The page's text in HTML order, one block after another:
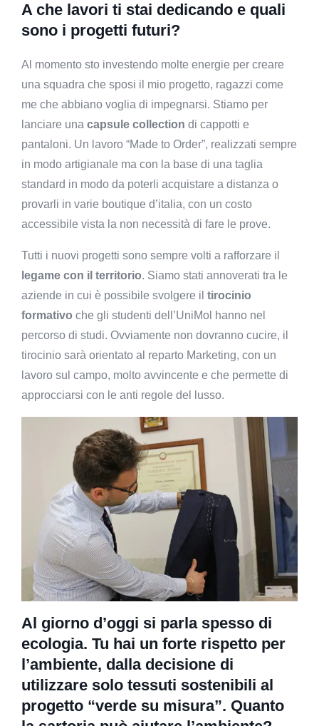
A che lavori ti stai dedicando e quali
sono i progetti futuri?
Al momento sto investendo molte energie per creare
una squadra che sposi il mio progetto, ragazzi come
me che abbiano voglia di impegnarsi. Stiamo per
lanciare una capsule collection di cappotti e
pantaloni. Un lavoro “Made to Order”, realizzati sempre
in modo artigianale ma con la base di una taglia
standard in modo da poterli acquistare a distanza o
provarli in varie boutique d’italia, con un costo
accessibile vista la non necessità di fare le prove.
Tutti i nuovi progetti sono sempre volti a rafforzare il
legame con il territorio. Siamo stati annoverati tra le
aziende in cui è possibile svolgere il tirocinio
formativo che gli studenti dell’UniMol hanno nel
percorso di studi. Ovviamente non dovranno cucire, il
tirocinio sarà orientato al reparto Marketing, con un
lavoro sul campo, molto avvincente e che permette di
approcciarsi con le anti regole del lusso.
Al giorno d’oggi si parla spesso di
ecologia. Tu hai un forte rispetto per
l’ambiente, dalla decisione di
utilizzare solo tessuti sostenibili al
progetto “verde su misura”. Quanto